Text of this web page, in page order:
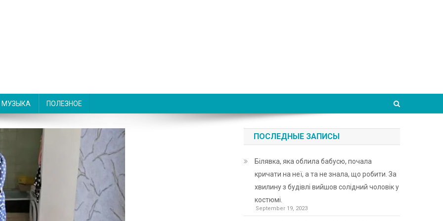
МУЗЫКА ПОЛЕЗНОЕ
ПОСЛЕДНЫЕ ЗАПИСЫ
Білявка, яка облила бабусю, почала
кричати на неї, а та не знала, що робити. За
хвилину з будівлі вийшов солідний чоловік у
костюмі.
September 19, 2023